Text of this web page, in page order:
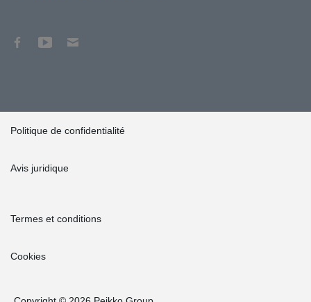
Politique de confidentialité
Avis juridique
Termes et conditions
Cookies